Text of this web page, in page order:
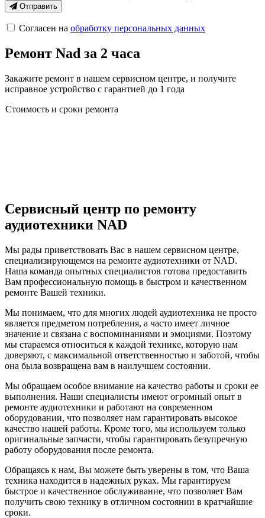
Отправить
Согласен на обработку персональных данных
Ремонт Nad за 2 часа
Закажите ремонт в нашем сервисном центре, и получите
исправное устройство с гарантией до 1 года
Стоимость и сроки ремонта
Сервисный центр по ремонту
аудиотехники NAD
Мы рады приветствовать Вас в нашем сервисном центре,
специализирующемся на ремонте аудиотехники от NAD.
Наша команда опытных специалистов готова предоставить
Вам профессиональную помощь в быстром и качественном
ремонте Вашей техники.
Мы понимаем, что для многих людей аудиотехника не просто
является предметом потребления, а часто имеет личное
значение и связана с воспоминаниями и эмоциями. Поэтому
мы стараемся относиться к каждой технике, которую нам
доверяют, с максимальной ответственностью и заботой, чтобы
она была возвращена вам в наилучшем состоянии.
Мы обращаем особое внимание на качество работы и сроки ее
выполнения. Наши специалисты имеют огромный опыт в
ремонте аудиотехники и работают на современном
оборудовании, что позволяет нам гарантировать высокое
качество нашей работы. Кроме того, мы используем только
оригинальные запчасти, чтобы гарантировать безупречную
работу оборудования после ремонта.
Обращаясь к нам, Вы можете быть уверены в том, что Ваша
техника находится в надежных руках. Мы гарантируем
быстрое и качественное обслуживание, что позволяет Вам
получить свою технику в отличном состоянии в кратчайшие
сроки.